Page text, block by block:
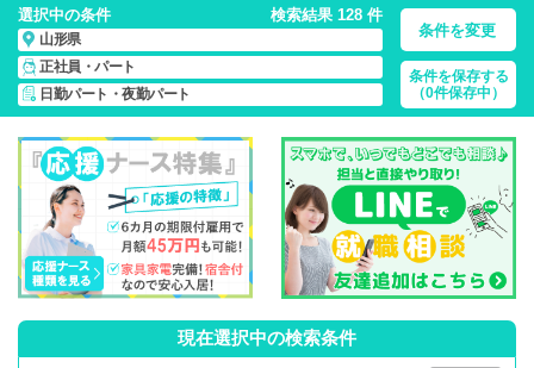
選択中の条件 検索結果 128 件
山形県
正社員・パート
日勤パート・夜勤パート
条件を変更
条件を保存する
（0件保存中）
山形県/日勤パート・夜勤パート/正社員・パート
の 看護師求
人・派遣・転職・募集一覧
現在選択中の検索条件